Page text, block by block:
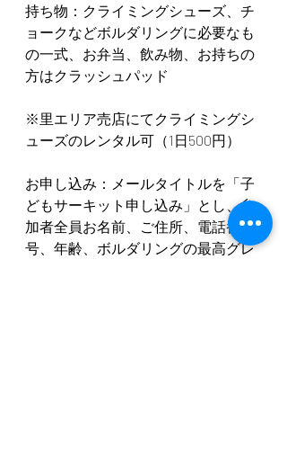
持ち物：クライミングシューズ、チ
ョークなどボルダリングに必要なも
の一式、お弁当、飲み物、お持ちの
方はクラッシュパッド
※里エリア売店にてクライミングシ
ューズのレンタル可（1日500円）
お申し込み：メールタイトルを「子
どもサーキット申し込み」とし、参
加者全員お名前、ご住所、電話番
号、年齢、ボルダリングの最高グレ